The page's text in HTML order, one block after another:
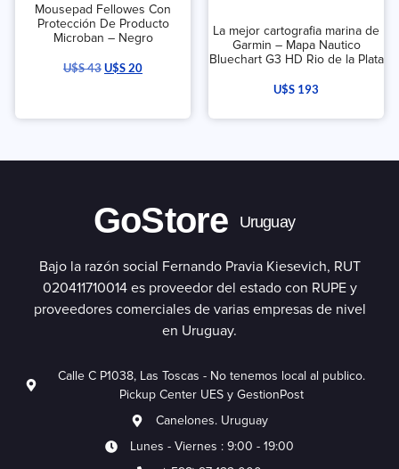
Mousepad Fellowes Con
Protección De Producto
Microban – Negro
U$S43U$S20
La mejor cartografia marina de
Garmin – Mapa Nautico
Bluechart G3 HD Rio de la Plata
U$S 193
GoStore Uruguay
Bajo la razón social Fernando Pravia Kiesevich, RUT
020411710014 es proveedor del estado con RUPE y
proveedores comerciales de varias empresas de nivel
en Uruguay.
Calle C P1038, Las Toscas - No tenemos local al publico.
Pickup Center UES y GestionPost
Canelones. Uruguay
Lunes - Viernes : 9:00 - 19:00